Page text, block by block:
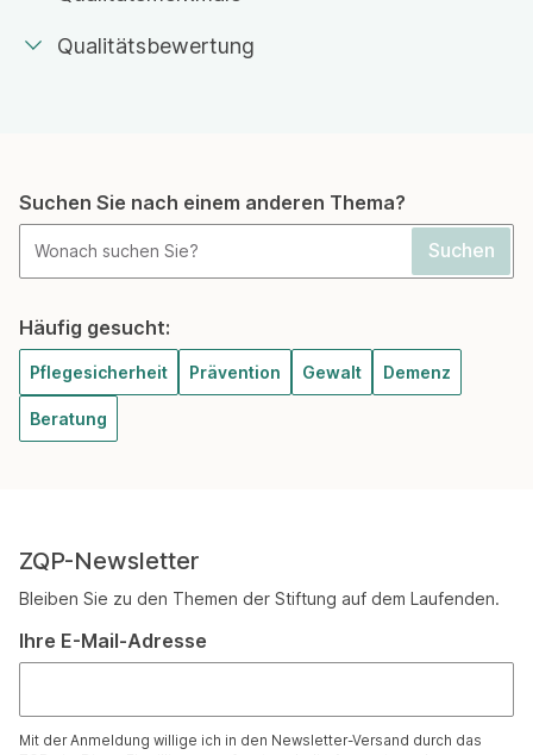
Qualitätsbewertung
Suchen Sie nach einem anderen Thema?
Häufig gesucht:
Pflegesicherheit Prävention Gewalt Demenz
Beratung
ZQP-Newsletter
Bleiben Sie zu den Themen der Stiftung auf dem Laufenden.
Ihre E-Mail-Adresse
Mit der Anmeldung willige ich in den Newsletter-Versand durch das